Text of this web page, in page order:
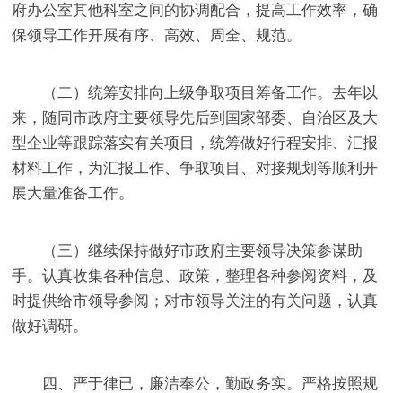
府办公室其他科室之间的协调配合，提高工作效率，确
保领导工作开展有序、高效、周全、规范。
（二）统筹安排向上级争取项目筹备工作。去年以
来，随同市政府主要领导先后到国家部委、自治区及大
型企业等跟踪落实有关项目，统筹做好行程安排、汇报
材料工作，为汇报工作、争取项目、对接规划等顺利开
展大量准备工作。
（三）继续保持做好市政府主要领导决策参谋助
手。认真收集各种信息、政策，整理各种参阅资料，及
时提供给市领导参阅；对市领导关注的有关问题，认真
做好调研。
四、严于律已，廉洁奉公，勤政务实。 严格按照规